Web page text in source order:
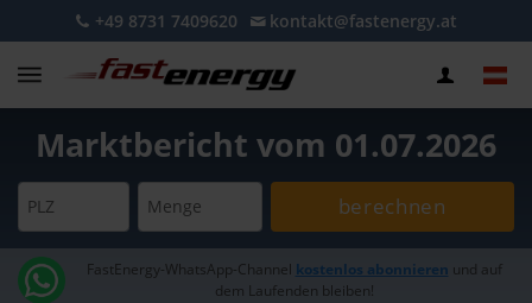
+49 8731 7409620 kontakt@fastenergy.at
Marktbericht vom 01.07.2026
PLZ Menge berechnen
FastEnergy-WhatsApp-Channel kostenlos abonnieren und auf
dem Laufenden bleiben!